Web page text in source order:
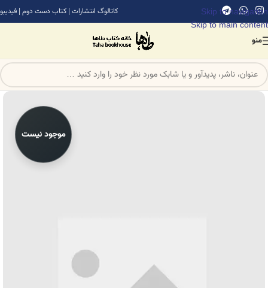
Skip to navigation
Skip to main content
کاتالوگ انتشارات | کتاب دست دوم | فیدیبو
منو
موجود نیست